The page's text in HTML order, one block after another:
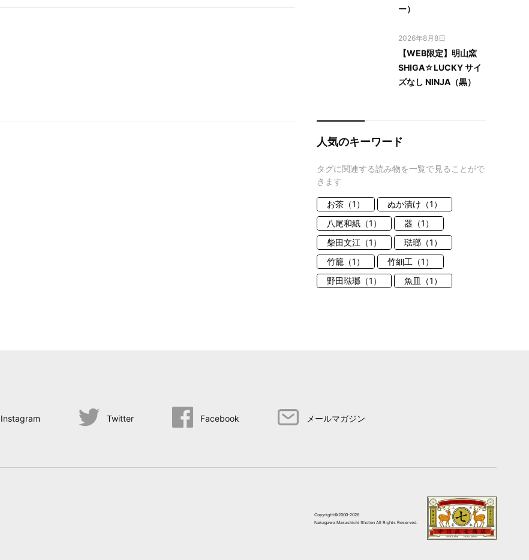
ー）
2026年8月8日
【WEB限定】明山窯
SHIGA☆LUCKY サイ
ズなし NINJA（黒）
人気のキーワード
タグに関連する読み物を一覧で見ることがで
きます
お茶（1）
ぬか漬け（1）
八尾和紙（1）
器（1）
柴田文江（1）
琺瑯（1）
竹籠（1）
竹細工（1）
野田琺瑯（1）
魚皿（1）
Instagram Twitter Facebook メールマガジン
Copyright©2000-2026
Nakagawa Masashichi Shoten All Rights Reserved.